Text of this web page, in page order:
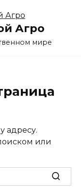
Агро
мире
адресу.
или